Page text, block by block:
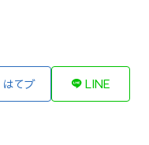
はてブ LINE